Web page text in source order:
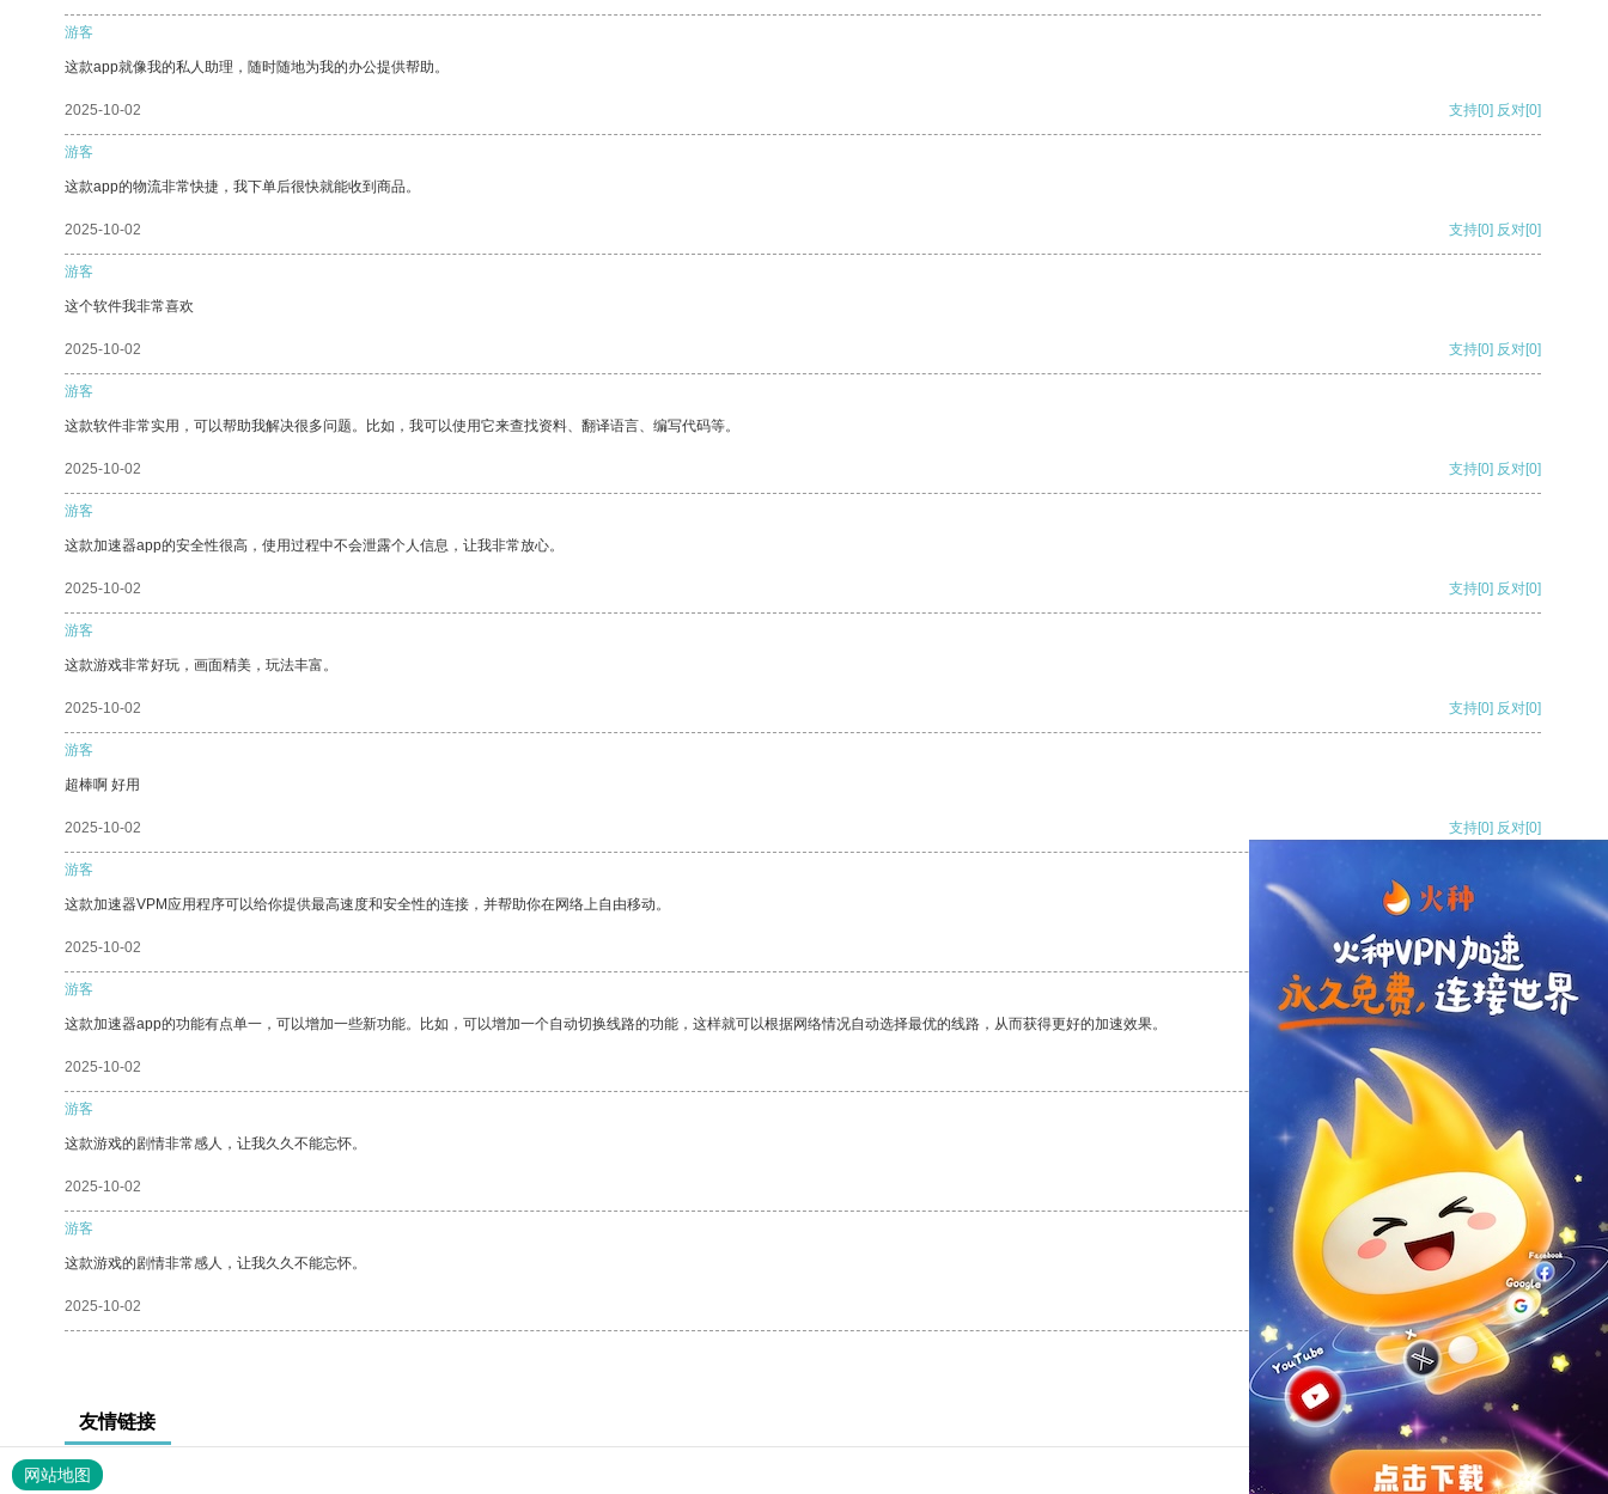
游客
这款app就像我的私人助理，随时随地为我的办公提供帮助。
2025-10-02 支持[0] 反对[0]
游客
这款app的物流非常快捷，我下单后很快就能收到商品。
2025-10-02 支持[0] 反对[0]
游客
这个软件我非常喜欢
2025-10-02 支持[0] 反对[0]
游客
这款软件非常实用，可以帮助我解决很多问题。比如，我可以使用它来查找资料、翻译语言、编写代码等。
2025-10-02 支持[0] 反对[0]
游客
这款加速器app的安全性很高，使用过程中不会泄露个人信息，让我非常放心。
2025-10-02 支持[0] 反对[0]
游客
这款游戏非常好玩，画面精美，玩法丰富。
2025-10-02 支持[0] 反对[0]
游客
超棒啊 好用
2025-10-02 支持[0] 反对[0]
游客
这款加速器VPM应用程序可以给你提供最高速度和安全性的连接，并帮助你在网络上自由移动。
2025-10-02 支持[0] 反对
游客
这款加速器app的功能有点单一，可以增加一些新功能。比如，可以增加一个自动切换线路的功能，这样就可以根据网络情况自动选择最优的线路，从而获得更好的加速效果。
2025-10-02 支持
游客
这款游戏的剧情非常感人，让我久久不能忘怀。
2025-10-02 反对 [0]
游客
这款游戏的剧情非常感人，让我久久不能忘怀。
2025-10-02 支持[0] 反对[0]
友情链接
网站地图